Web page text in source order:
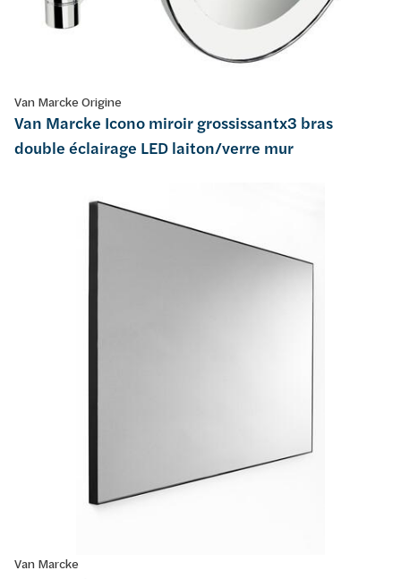
Van Marcke Origine
Van Marcke Icono miroir grossissantx3 bras
double éclairage LED laiton/verre mur
Van Marcke